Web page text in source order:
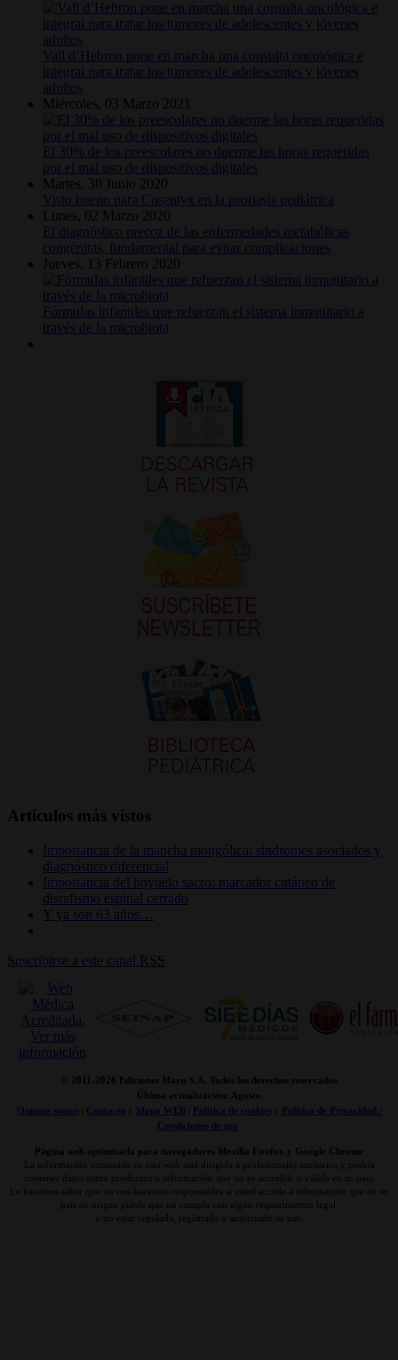
Vall d’Hebron pone en marcha una consulta oncológica e
integral para tratar los tumores de adolescentes y jóvenes
adultos
Miércoles, 03 Marzo 2021
El 30% de los preescolares no duerme las horas requeridas
por el mal uso de dispositivos digitales
Martes, 30 Junio 2020
Visto bueno para Cosentyx en la psoriasis pediátrica
Lunes, 02 Marzo 2020
El diagnóstico precoz de las enfermedades metabólicas
congénitas, fundamental para evitar complicaciones
Jueves, 13 Febrero 2020
Fórmulas infantiles que refuerzan el sistema inmunitario a
través de la microbiota
Artículos más vistos
Importancia de la mancha mongólica: síndromes asociados y
diagnóstico diferencial
Importancia del hoyuelo sacro: marcador cutáneo de
disrafismo espinal cerrado
Y ya son 63 años…
Suscribirse a este canal RSS
© 2011- 2026 Ediciones Mayo S.A. Todos los derechos reservados
Última actualización: Agosto
Quienes somos| Contacto Mapa WEB| Politica de cookies|
Politica de Privacidad /
Condiciones de uso
Página web optimizada para navegadores Mozilla Firefox y Google Chrome
La información contenida en esta web está dirigida a profesionales sanitarios y podría
contener datos sobre productos o información que no es accesible o válida en su país.
Le hacemos saber que no nos hacemos responsables si usted accede a información que en su
país de origen puede que no cumpla con algún requerimiento legal,
o no estar regulada, registrada o autorizado su uso.